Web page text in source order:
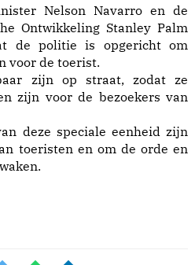
Nelson Navarro en de
Ontwikkeling Stanley Palm
de politie is opgericht om
voor de toerist.
zijn op straat, zodat ze
zijn voor de bezoekers van
deze speciale eenheid zijn
toeristen en om de orde en